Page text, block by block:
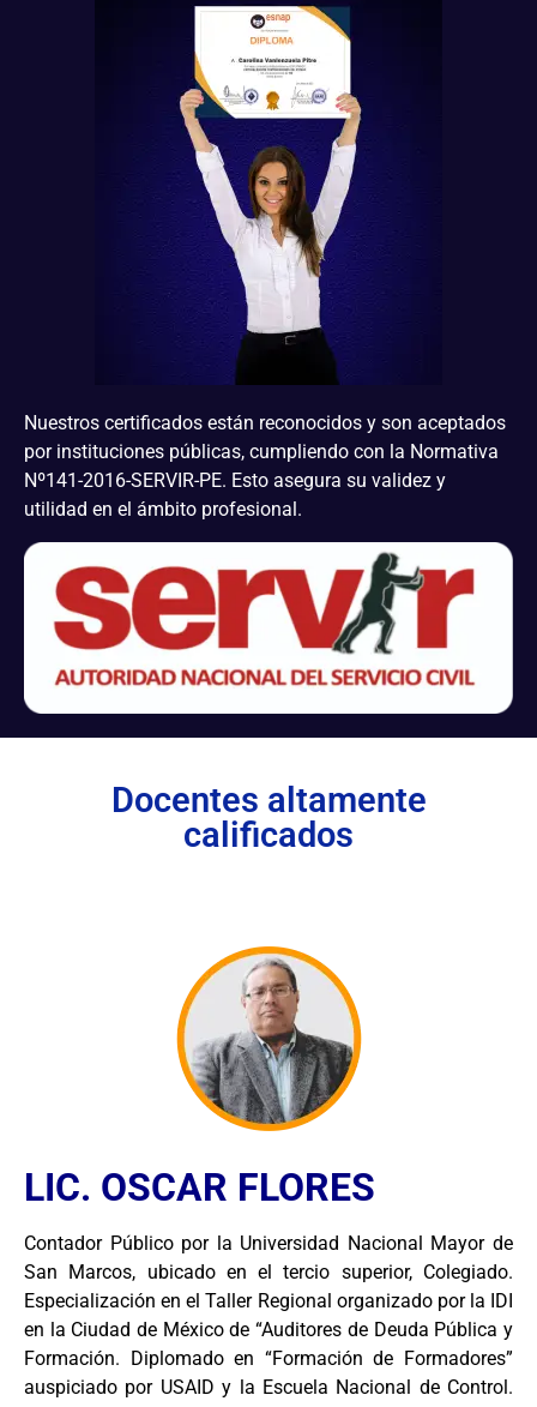
Nuestros certificados están reconocidos y son aceptados
por instituciones públicas, cumpliendo con la Normativa
Nº141-2016-SERVIR-PE. Esto asegura su validez y
utilidad en el ámbito profesional.
Docentes altamente
calificados
LIC. OSCAR FLORES
Contador Público por la Universidad Nacional Mayor de
San Marcos, ubicado en el tercio superior, Colegiado.
Especialización en el Taller Regional organizado por la IDI
en la Ciudad de México de “Auditores de Deuda Pública y
Formación. Diplomado en “Formación de Formadores”
auspiciado por USAID y la Escuela Nacional de Control.